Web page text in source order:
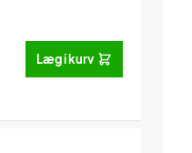
Læg i kurv